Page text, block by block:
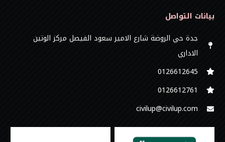
بيانات التواصل
جدة حي الروضة شارع الامير سعود الفيصل مركز الوتين
الاداري
0126612645‬
‭0126612761
civilup@civilup.com